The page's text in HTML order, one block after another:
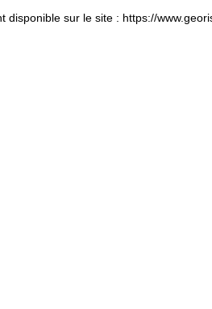
sur le site : https://